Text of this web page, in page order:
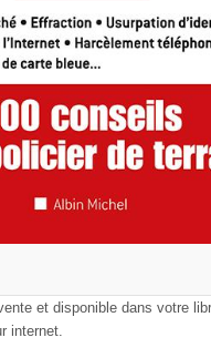
et disponible dans votre
internet.